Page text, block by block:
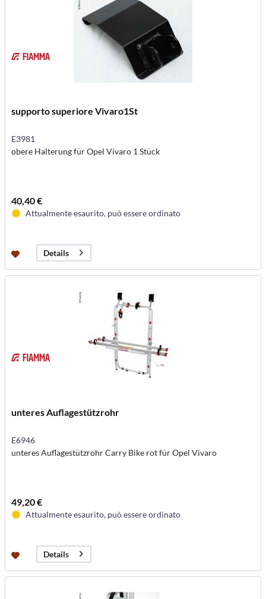
supporto superiore Vivaro1St
E3981
obere Halterung für Opel Vivaro 1 Stück
40,40 €
Attualmente esaurito, può essere ordinato
Details
unteres Auflagestützrohr
E6946
unteres Auflagestützrohr Carry Bike rot für Opel Vivaro
49,20 €
Attualmente esaurito, può essere ordinato
Details